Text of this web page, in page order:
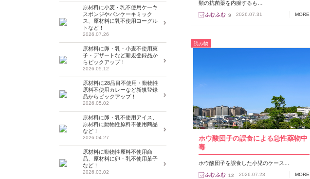
類の抗菌薬を内服するも…
9 2026.07.31 MORE
読み物
ホウ酸団子の誤食による急性薬物中
毒
ホウ酸団子を誤食した小児のケース…
12 2026.07.23 MORE
原材料に小麦・乳不使用ケーキ
スポンジやパンケーキミック
ス、原材料に乳不使用ヨーグル
トなど！
2026.07.26
原材料に卵・乳・小麦不使用菓
子・デザートなど新規登録品か
らピックアップ！
2026.05.12
原材料に28品目不使用・動物性
原料不使用カレーなど新規登録
品からピックアップ！
2026.05.02
原材料に卵・乳不使用アイス、
原材料に動物性原料不使用商品
など！
2026.04.27
原材料に動物性原料不使用商
品、原材料に卵・乳不使用菓子
など！
2026.03.02